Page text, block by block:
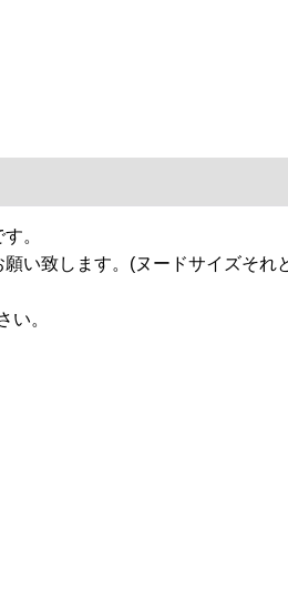
。
い致します。(ヌードサイズそれ
い。